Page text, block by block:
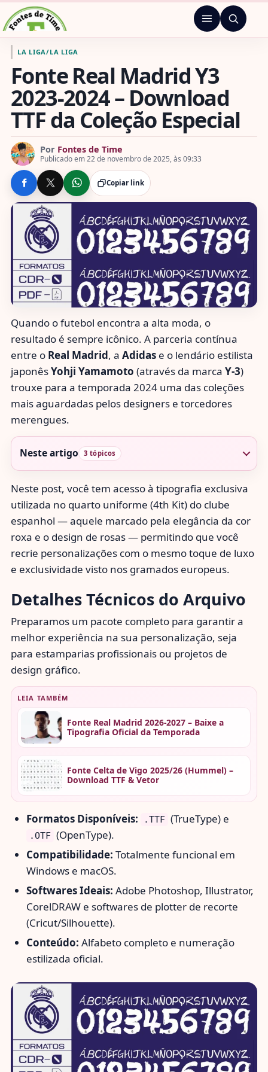
Pular para o conteúdo
Ir para a página inicial de Fontes de Time
Menu
LA LIGA/LA LIGA
Fonte Real Madrid Y3
2023-2024 – Download
TTF da Coleção Especial
Por Fontes de Time
Publicado em 22 de novembro de 2025, às 09:33
COMPARTILHE Copiar link
Quando o futebol encontra a alta moda, o
resultado é sempre icônico. A parceria contínua
entre o Real Madrid, a Adidas e o lendário estilista
japonêsYohji Yamamoto (através da marca Y-3)
trouxe para a temporada 2024 uma das coleções
mais aguardadas pelos designers e torcedores
merengues.
Neste artigo 3 tópicos
Neste post, você tem acesso à tipografia exclusiva
utilizada no quarto uniforme (4th Kit) do clube
espanhol — aquele marcado pela elegância da cor
roxa e o design de rosas — permitindo que você
recrie personalizações com o mesmo toque de luxo
e exclusividade visto nos gramados europeus.
Detalhes Técnicos do Arquivo
Preparamos um pacote completo para garantir a
melhor experiência na sua personalização, seja
para estamparias profissionais ou projetos de
design gráfico.
LEIA TAMBÉM
Fonte Real Madrid 2026-2027 – Baixe a
Tipografia Oficial da Temporada
Fonte Celta de Vigo 2025/26 (Hummel) –
Download TTF & Vetor
Formatos Disponíveis: .TTF (TrueType) e
.OTF (OpenType).
Compatibilidade: Totalmente funcional em
Windows e macOS.
Softwares Ideais: Adobe Photoshop, Illustrator,
CorelDRAW e softwares de plotter de recorte
(Cricut/Silhouette).
Conteúdo: Alfabeto completo e numeração
estilizada oficial.